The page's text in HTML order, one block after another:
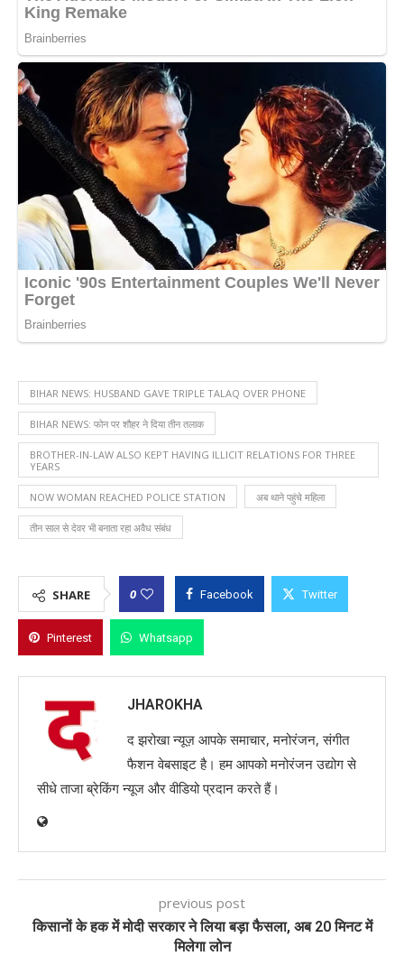
BIHAR NEWS: HUSBAND GAVE TRIPLE TALAQ OVER PHONE
BIHAR NEWS: फोन पर शौहर ने दिया तीन तलाक
BROTHER-IN-LAW ALSO KEPT HAVING ILLICIT RELATIONS FOR THREE
YEARS
NOW WOMAN REACHED POLICE STATION अब थाने पहुंचे महिला
तीन साल से देवर भी बनाता रहा अवैध संबंध
SHARE 0 Facebook Twitter
Pinterest Whatsapp
JHAROKHA
द झरोखा न्यूज़ आपके समाचार, मनोरंजन, संगीत
फैशन वेबसाइट है। हम आपको मनोरंजन उद्योग से
सीधे ताजा ब्रेकिंग न्यूज और वीडियो प्रदान करते हैं।
previous post
किसानों के हक में मोदी सरकार ने लिया बड़ा फैसला, अब 20 मिनट में
मिलेगा लोन